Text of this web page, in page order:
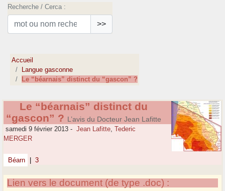
Recherche / Cerca :
>>
Accueil
Langue gasconne
Le “béarnais” distinct du “gascon” ?
Le “béarnais” distinct du
“gascon” ? L’avis du Docteur Jean Lafitte
samedi 9 février 2013 - Jean Lafitte,Tederic
MERGER
Béarn 3
Lien vers le document (de type .doc) :